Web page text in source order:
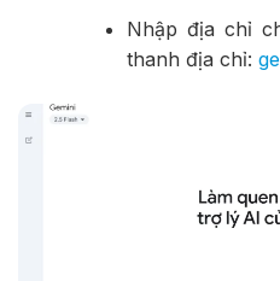
Nhập địa chỉ
thanh địa chỉ: